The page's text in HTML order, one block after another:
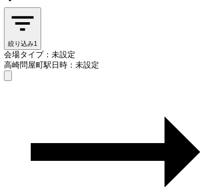
絞り込み1
会場タイプ：未設定
高崎問屋町駅日時：未設定